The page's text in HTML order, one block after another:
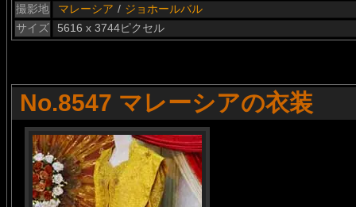
撮影地
マレーシア / ジョホールバル
サイズ
5616 x 3744ピクセル
No.8547 マレーシアの衣装